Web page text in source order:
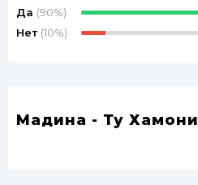
Да (90%)
Нет (10%)
Мадина - Ту Хамони